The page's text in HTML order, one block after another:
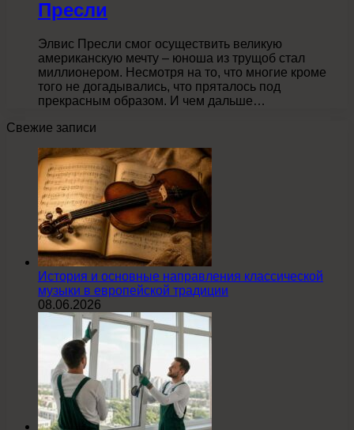
Пресли
Элвис Пресли смог осуществить великую
американскую мечту – юноша из трущоб стал
миллионером. Несмотря на то, что многие кроме
того не догадывались, что пряталось под
прекрасным образом. И чем дальше…
Свежие записи
История и основные направления классической
музыки в европейской традиции
08.06.2026